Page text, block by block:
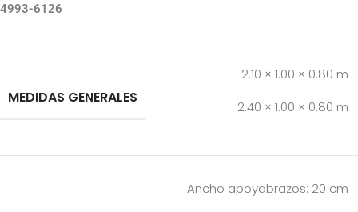
4993-6126
MEDIDAS GENERALES
2.10 × 1.00 × 0.80 m
2.40 × 1.00 × 0.80 m
Ancho apoyabrazos: 20 cm